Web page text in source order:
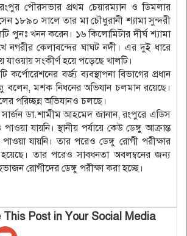
পৌরসভার প্রথম চেয়ারম্যান ও ডিমলার
১৮৯০ সালে তার মা চৌধুরানী শ্যামা সুন্দরী
পুনঃ খনন করেন। ১৬ কিলোমিটার দীর্ঘ শ্যামা
নগরীর কেলাবন্দের ঘাঘট নদী। এর দুই ধারে
সংকীর্ণ হয়ে পড়েছে খালটি।
কর্পোরেশনের বর্জ্য ব্যবস্থাপনা বিভাগের প্রধান
বলেন, মশক নিধনের অভিযান চলমান রয়েছে।
পরিচ্ছন্ন অভিযানও চলছে।
ডা.শামীম আহমেদ জানান, রংপুরে এডিস
যায়নি। স্থানীয় পর্যায়ে কেউ ডেঙ্গু আক্রান্ত
যায়নি। তার পরেও ডেঙ্গু রোগী পরীক্ষার
তার পরেও সাবধনতা অবলম্বনের জন্য
রোগীদের ডেঙ্গু পরীক্ষা করা হচ্ছে।
This Post in Your Social Media